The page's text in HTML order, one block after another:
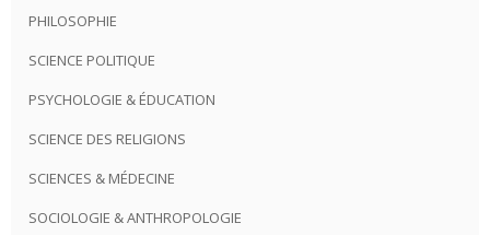
PHILOSOPHIE
SCIENCE POLITIQUE
PSYCHOLOGIE & ÉDUCATION
SCIENCE DES RELIGIONS
SCIENCES & MÉDECINE
SOCIOLOGIE & ANTHROPOLOGIE